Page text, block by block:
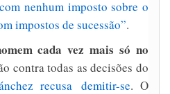
nenhum imposto sobre o
impostos de sucessão”.
cada vez mais só no
contra todas as decisões do
recusa demitir-se. O